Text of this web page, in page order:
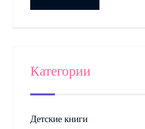
Категории
Детские книги